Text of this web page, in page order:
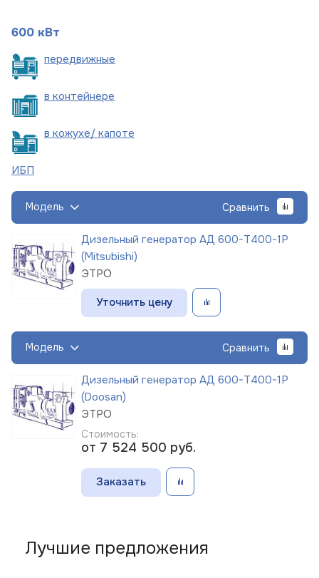
600 кВт
передвижные
в контейнере
в кожухе/ капоте
ИБП
Модель Сравнить
Дизельный генератор АД 600-Т400-1Р
(Mitsubishi)
ЭТРО
Уточнить цену
Модель Сравнить
Дизельный генератор АД 600-Т400-1Р
(Doosan)
ЭТРО
Стоимость:
от 7 524 500 руб.
Заказать
Лучшие предложения